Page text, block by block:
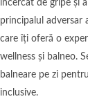
încercat de gripe și
principalul adversar
care îți oferă o
wellness și balneo.
balneare pe zi
inclusive.